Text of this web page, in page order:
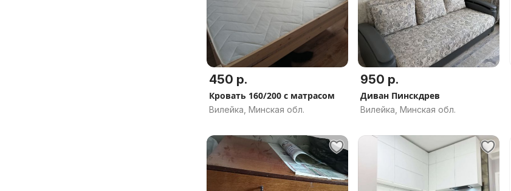
450 р.
Кровать 160/200 с матрасом
Вилейка, Минская обл.
950 р.
Диван Пинскдрев
Вилейка, Минская обл.